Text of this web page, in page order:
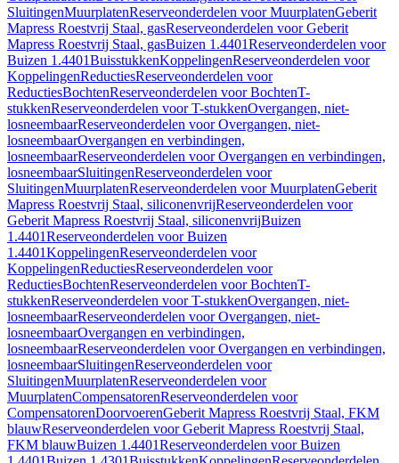
SluitingenMuurplatenReserveonderdelen voor MuurplatenGeberit
Mapress Roestvrij Staal, gasReserveonderdelen voor Geberit
Mapress Roestvrij Staal, gasBuizen 1.4401Reserveonderdelen voor
Buizen 1.4401BuisstukkenKoppelingenReserveonderdelen voor
KoppelingenReductiesReserveonderdelen voor
ReductiesBochtenReserveonderdelen voor BochtenT-
stukkenReserveonderdelen voor T-stukkenOvergangen, niet-
losneembaarReserveonderdelen voor Overgangen, niet-
losneembaarOvergangen en verbindingen,
losneembaarReserveonderdelen voor Overgangen en verbindingen,
losneembaarSluitingenReserveonderdelen voor
SluitingenMuurplatenReserveonderdelen voor MuurplatenGeberit
Mapress Roestvrij Staal, siliconenvrijReserveonderdelen voor
Geberit Mapress Roestvrij Staal, siliconenvrijBuizen
1.4401Reserveonderdelen voor Buizen
1.4401KoppelingenReserveonderdelen voor
KoppelingenReductiesReserveonderdelen voor
ReductiesBochtenReserveonderdelen voor BochtenT-
stukkenReserveonderdelen voor T-stukkenOvergangen, niet-
losneembaarReserveonderdelen voor Overgangen, niet-
losneembaarOvergangen en verbindingen,
losneembaarReserveonderdelen voor Overgangen en verbindingen,
losneembaarSluitingenReserveonderdelen voor
SluitingenMuurplatenReserveonderdelen voor
MuurplatenCompensatorenReserveonderdelen voor
CompensatorenDoorvoerenGeberit Mapress Roestvrij Staal, FKM
blauwReserveonderdelen voor Geberit Mapress Roestvrij Staal,
FKM blauwBuizen 1.4401Reserveonderdelen voor Buizen